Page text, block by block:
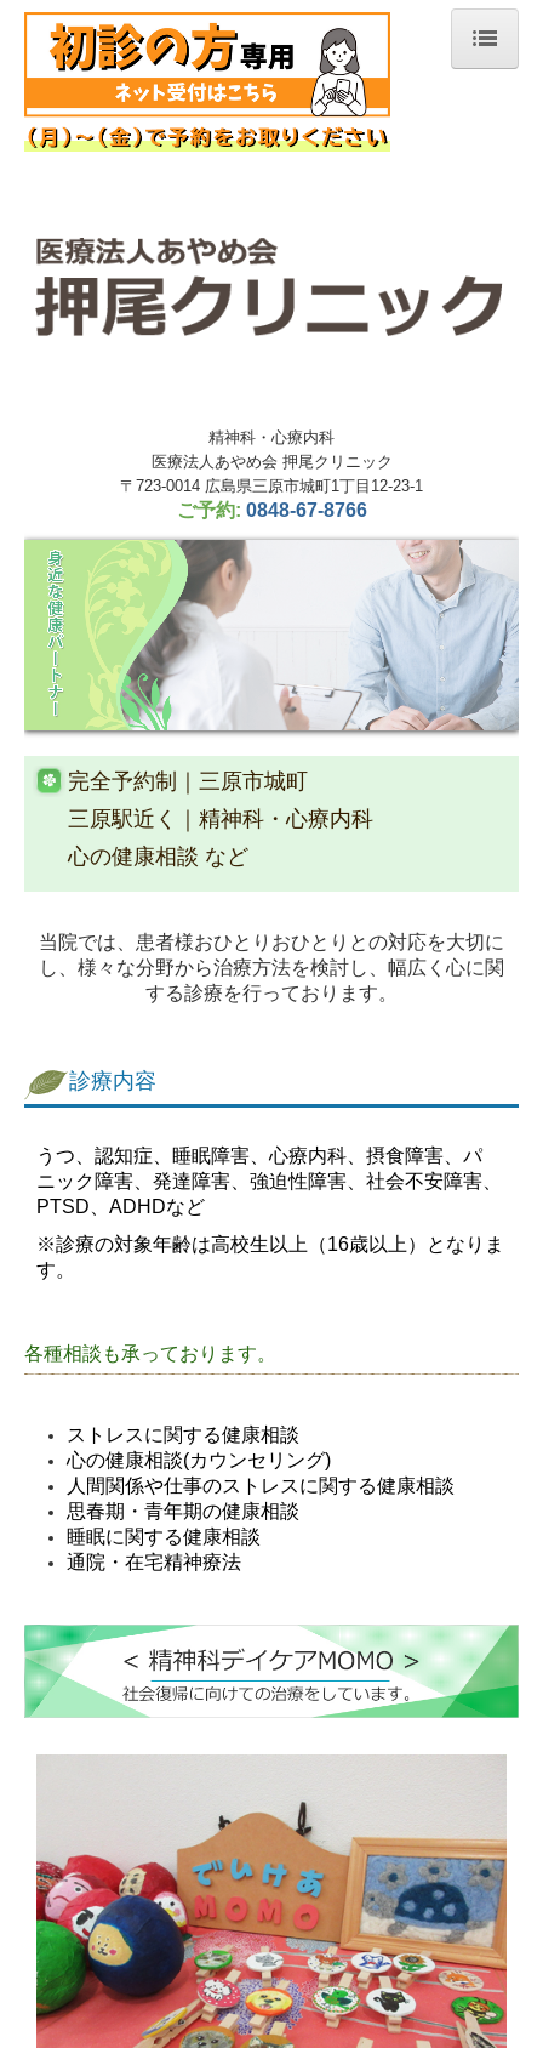
ホーム
院長紹介
当院について
施設基準等
精神科・心療内科
医療法人あやめ会 押尾クリニック
〒723-0014 広島県三原市城町1丁目12-23-1
ご予約: 0848-67-8766
完全予約制｜三原市城町
三原駅近く｜精神科・心療内科
心の健康相談 など
当院では、患者様おひとりおひとりとの対応を大切に
し、様々な分野から治療方法を検討し、幅広く心に関
する診療を行っております。
診療内容
うつ、 認知症、睡眠障害、心療内科、摂食障害、パ
ニック障害、発達障害、強迫性障害、社会不安障害、
PTSD、 ADHDなど
※診療の対象年齢は高校生以上（16歳以上）となりま
す。
各種相談も承っております。
ストレスに関する健康相談
心の健康相談(カウンセリング)
人間関係や仕事のストレスに関する健康相談
思春期・青年期の健康相談
睡眠に関する健康相談
通院 ・ 在宅精神療法